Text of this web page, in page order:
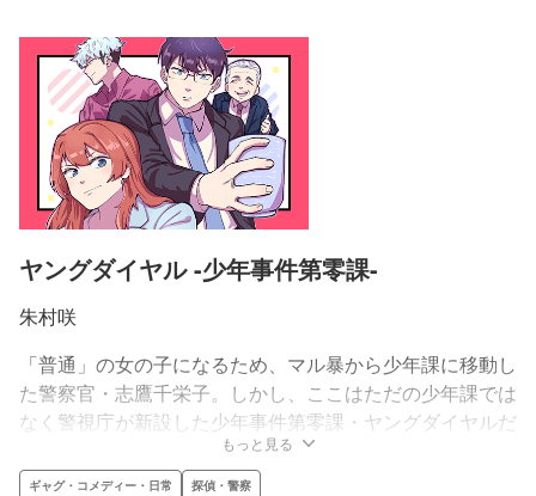
ヤングダイヤル -少年事件第零課-
朱村咲
「普通」の女の子になるため、マル暴から少年課に移動し
た警察官・志鷹千栄子。しかし、ここはただの少年課では
なく警視庁が新設した少年事件第零課・ヤングダイヤルだ
った。さらにそこで出会ったのは、主任の蝙蝠 鋼をはじ
め「普通」じゃない個性的な仲間達で…!?
もっと見る
ギャグ・コメディー・日常 探偵・警察